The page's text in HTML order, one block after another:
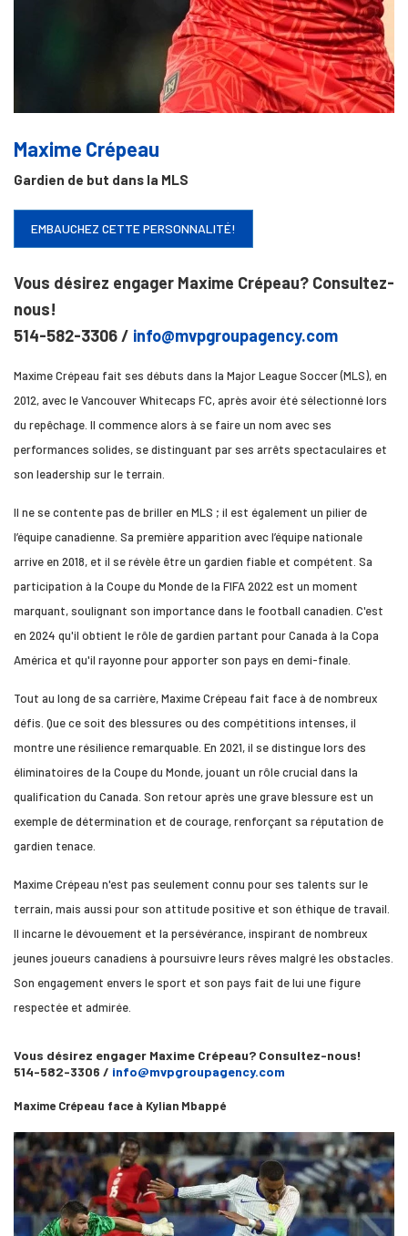
Maxime Crépeau
Gardien de but dans la MLS
EMBAUCHEZ CETTE PERSONNALITÉ!
Vous désirez engager Maxime Crépeau? Consultez-
nous!
514-582-3306 / info@mvpgroupagency.com
Maxime Crépeau fait ses débuts dans la Major League Soccer (MLS), en
2012, avec le Vancouver Whitecaps FC, après avoir été sélectionné lors
du repêchage. Il commence alors à se faire un nom avec ses
performances solides, se distinguant par ses arrêts spectaculaires et
son leadership sur le terrain.
Il ne se contente pas de briller en MLS ; il est également un pilier de
l’équipe canadienne. Sa première apparition avec l’équipe nationale
arrive en 2018, et il se révèle être un gardien fiable et compétent. Sa
participation à la Coupe du Monde de la FIFA 2022 est un moment
marquant, soulignant son importance dans le football canadien. C'est
en 2024 qu'il obtient le rôle de gardien partant pour Canada à la Copa
América et qu'il rayonne pour apporter son pays en demi-finale.
Tout au long de sa carrière, Maxime Crépeau fait face à de nombreux
défis. Que ce soit des blessures ou des compétitions intenses, il
montre une résilience remarquable. En 2021, il se distingue lors des
éliminatoires de la Coupe du Monde, jouant un rôle crucial dans la
qualification du Canada. Son retour après une grave blessure est un
exemple de détermination et de courage, renforçant sa réputation de
gardien tenace.
Maxime Crépeau n'est pas seulement connu pour ses talents sur le
terrain, mais aussi pour son attitude positive et son éthique de travail.
Il incarne le dévouement et la persévérance, inspirant de nombreux
jeunes joueurs canadiens à poursuivre leurs rêves malgré les obstacles.
Son engagement envers le sport et son pays fait de lui une figure
respectée et admirée.
Vous désirez engager Maxime Crépeau? Consultez-nous!
514-582-3306 / info@mvpgroupagency.com
Maxime Crépeau face à Kylian Mbappé